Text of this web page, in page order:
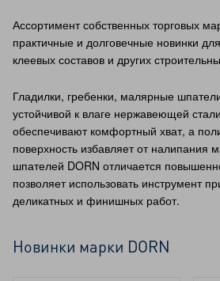
Ассортимент собственных торговых
практичные и долговечные новинки
клеевых составов и других
Гладилки, гребенки, малярные
устойчивой к влаге нержавеющей
обеспечивают комфортный хват, а
поверхность избавляет от налипания
шпателей DORN отличается
позволяет использовать инструмент
деликатных и финишных работ.
Новинки марки DORN